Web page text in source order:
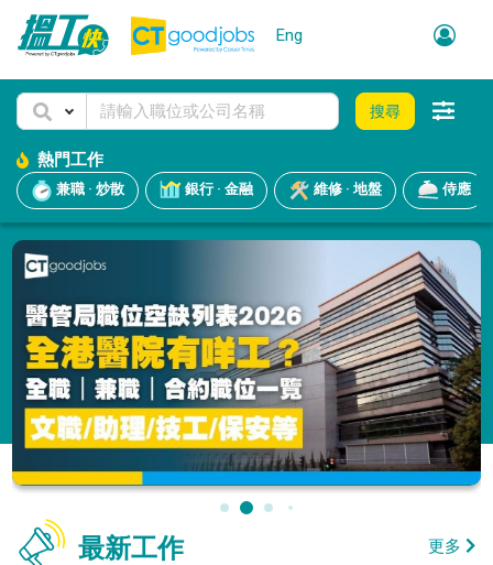
Eng
搜尋
熱門工作
兼職 · 炒散 銀行 · 金融 維修 · 地盤 侍應
最新工作 更多